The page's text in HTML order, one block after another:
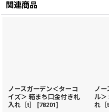
関連商品
ノースガーデン＜ターコ
イズ＞ 箱まち口金付き札
入れ［t］
[78201]
ノー
ル＞
れ［t